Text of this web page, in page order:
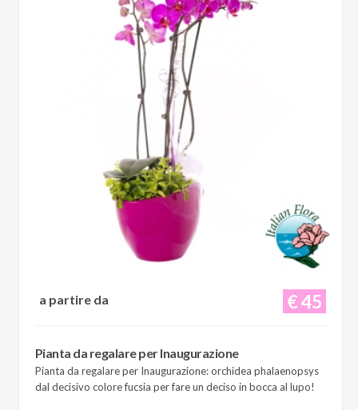
€ 45
a partire da
Pianta da regalare per Inaugurazione
Pianta da regalare per Inaugurazione: orchidea phalaenopsys
dal decisivo colore fucsia per fare un deciso in bocca al lupo!